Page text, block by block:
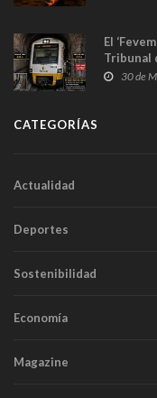
El
Tribunal
30 de
CATEGORÍAS
Actualidad
Deportes
Sostenibilidad
Economía
Magazine